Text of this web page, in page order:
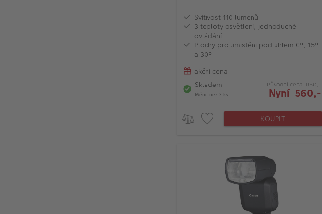
Svítivost 110 lumenů
3 teploty osvětlení, jednoduché
ovládání
Plochy pro umístění pod úhlem 0°, 15°
a 30°
akční cena
Skladem
Méně než 3 ks
Původní cena 850,-
Nyní 560,-
KOUPIT